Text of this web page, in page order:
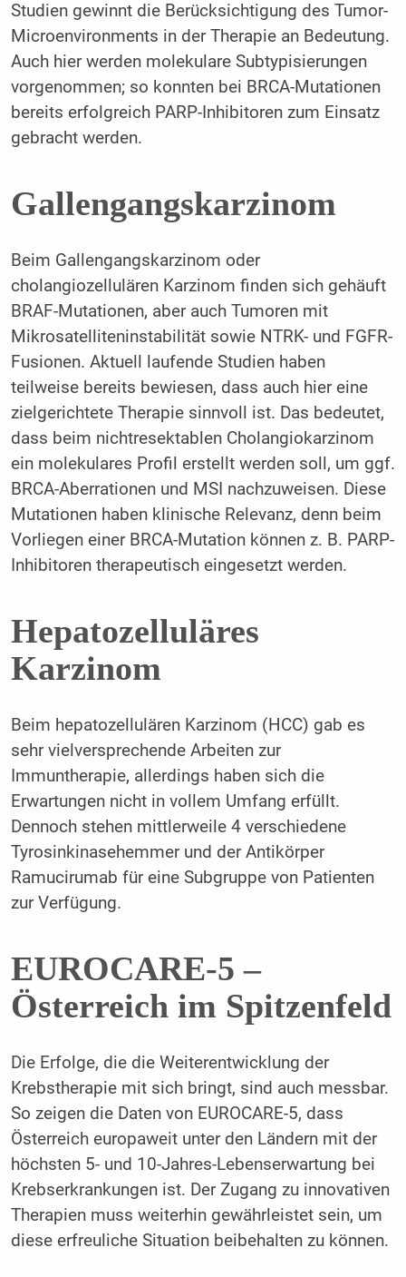
Studien gewinnt die Berücksichtigung des Tumor-
Microenvironments in der Therapie an Bedeutung.
Auch hier werden molekulare Subtypisierungen
vorgenommen; so konnten bei BRCA-Mutationen
bereits erfolgreich PARP-Inhibitoren zum Einsatz
gebracht werden.
Gallengangskarzinom
Beim Gallengangskarzinom oder
cholangiozellulären Karzinom finden sich gehäuft
BRAF-Mutationen, aber auch Tumoren mit
Mikrosatelliteninstabilität sowie NTRK- und FGFR-
Fusionen. Aktuell laufende Studien haben
teilweise bereits bewiesen, dass auch hier eine
zielgerichtete Therapie sinnvoll ist. Das bedeutet,
dass beim nichtresektablen Cholangiokarzinom
ein molekulares Profil erstellt werden soll, um ggf.
BRCA-Aberrationen und MSI nachzuweisen. Diese
Mutationen haben klinische Relevanz, denn beim
Vorliegen einer BRCA-Mutation können z. B. PARP-
Inhibitoren therapeutisch eingesetzt werden.
Hepatozelluläres
Karzinom
Beim hepatozellulären Karzinom (HCC) gab es
sehr vielversprechende Arbeiten zur
Immuntherapie, allerdings haben sich die
Erwartungen nicht in vollem Umfang erfüllt.
Dennoch stehen mittlerweile 4 verschiedene
Tyrosinkinasehemmer und der Antikörper
Ramucirumab für eine Subgruppe von Patienten
zur Verfügung.
EUROCARE-5 –
Österreich im Spitzenfeld
Die Erfolge, die die Weiterentwicklung der
Krebstherapie mit sich bringt, sind auch messbar.
So zeigen die Daten von EUROCARE-5, dass
Österreich europaweit unter den Ländern mit der
höchsten 5- und 10-Jahres-Lebenserwartung bei
Krebserkrankungen ist. Der Zugang zu innovativen
Therapien muss weiterhin gewährleistet sein, um
diese erfreuliche Situation beibehalten zu können.